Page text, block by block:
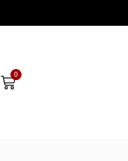
0
Winkelwagen